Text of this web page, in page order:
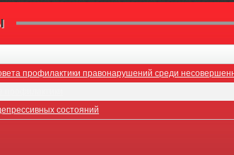
профилактики правонарушений среди
состояний